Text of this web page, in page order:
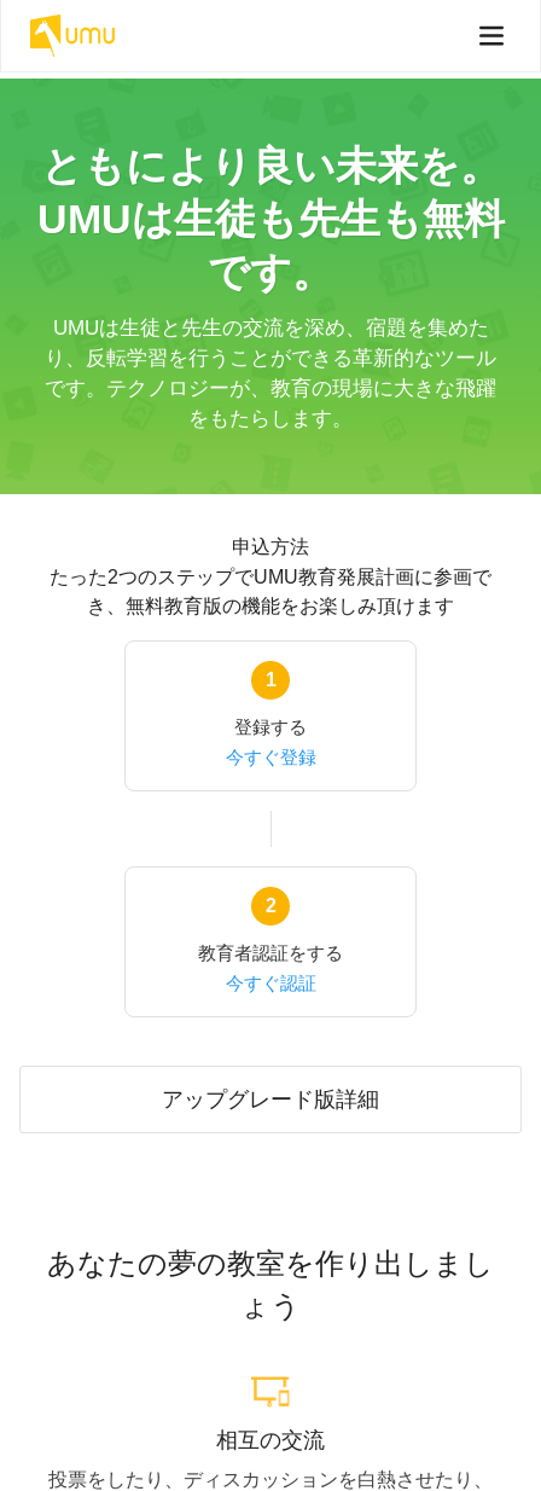
ともにより良い未来を。
UMUは生徒も先生も無料
です。
UMUは生徒と先生の交流を深め、宿題を集めた
り、反転学習を行うことができる革新的なツール
です。テクノロジーが、教育の現場に大きな飛躍
をもたらします。
申込方法
たった2つのステップでUMU教育発展計画に参画で
き、 無料教育版の機能をお楽しみ頂けます
1
登録する
今すぐ登録
2
教育者認証をする
今すぐ認証
アップグレード版詳細
あなたの夢の教室を作り出しまし
ょう
相互の交流
投票をしたり、ディスカッションを白熱させたり、